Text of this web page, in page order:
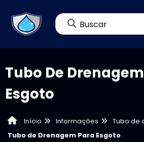
Buscar
Tubo De
Esgoto
Início Informações
Tubo de
Tubo de Drenagem Para Esgoto